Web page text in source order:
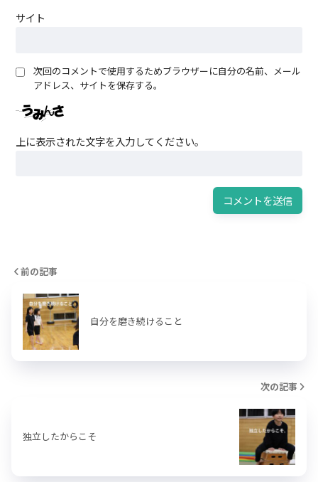
サイト
次回のコメントで使用するためブラウザーに自分の名前、メール
アドレス、サイトを保存する。
上に表示された文字を入力してください。
前の記事
自分を磨き続けること
次の記事
独立したからこそ